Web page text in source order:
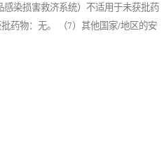
染损害救济系统）不适用于未获批药
药物：无。 （7）其他国家/地区的安